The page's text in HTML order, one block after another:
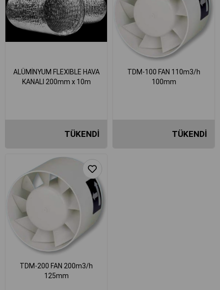
TÜKENDI
ALÜMİNYUM FLEXIBLE HAVA
KANALI 200mm x 10m
₺738,00 TÜKENDI
TDM-100 FAN 110m3/h
100mm
₺1.396,58
TDM-200 FAN 200m3/h
125mm